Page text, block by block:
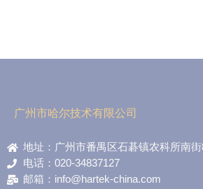
广州市哈尔技术有限公司
地址：广州市番禺区石碁镇农科所南街
电话：020-34837127
邮箱：info@hartek-china.com